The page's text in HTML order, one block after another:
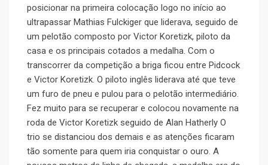
posicionar na primeira colocação logo no início ao
ultrapassar Mathias Fulckiger que liderava, seguido de
um pelotão composto por Victor Koretizk, piloto da
casa e os principais cotados a medalha. Com o
transcorrer da competição a briga ficou entre Pidcock
e Victor Koretizk. O piloto inglês liderava até que teve
um furo de pneu e pulou para o pelotão intermediário.
Fez muito para se recuperar e colocou novamente na
roda de Victor Koretizk seguido de Alan Hatherly O
trio se distanciou dos demais e as atenções ficaram
tão somente para quem iria conquistar o ouro. A